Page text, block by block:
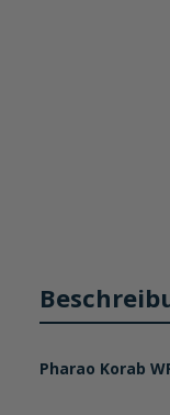
Pharao Korab